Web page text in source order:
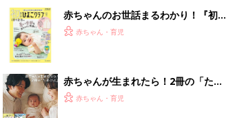
夫婦で予習する 出産の教科書
参加したらお宝だらけだった
PR（UR都市機構）